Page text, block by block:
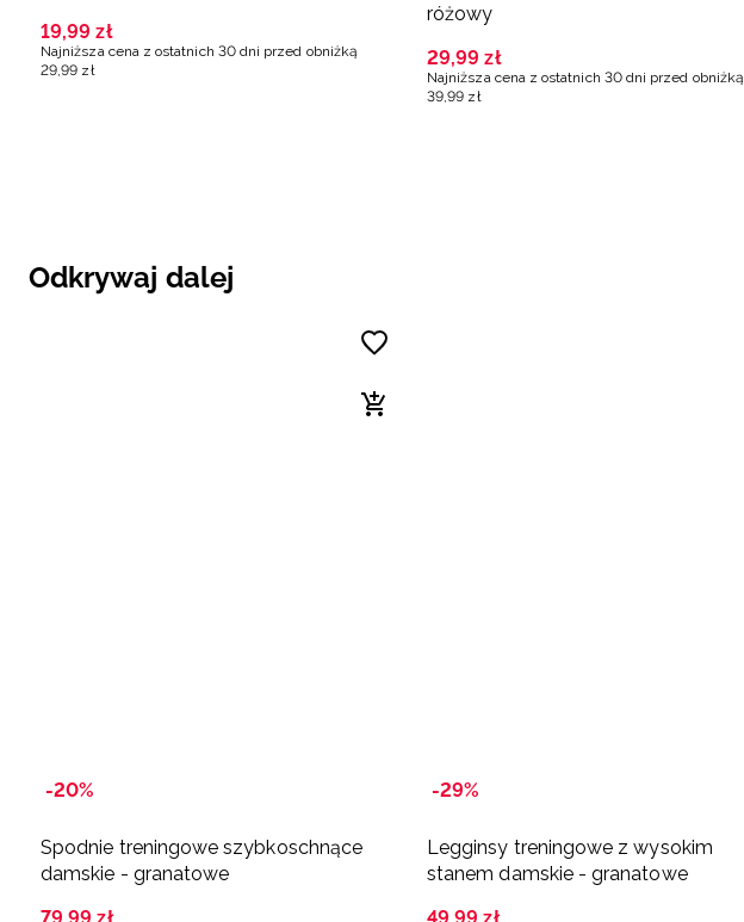
19,99 zł
Najniższa cena z ostatnich 30 dni przed obniżką
29,99 zł
różowy
29,99 zł
Najniższa cena z ostatnich 30 dni przed obniżką
39,99 zł
Odkrywaj dalej
-20%
Spodnie treningowe szybkoschnące
damskie - granatowe
79,99 zł
-29%
Legginsy treningowe z wysokim
stanem damskie - granatowe
49,99 zł